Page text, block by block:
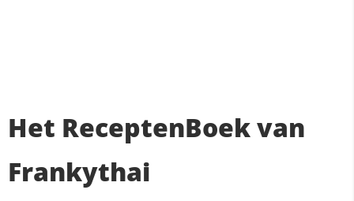
Het ReceptenBoek van
Frankythai